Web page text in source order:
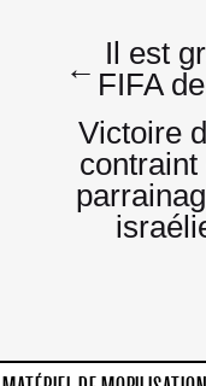
Navigation
de
l’article
← Il est
FIFA
Victoire
contraint